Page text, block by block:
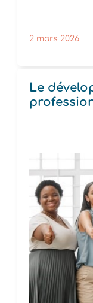
2 mars 2026
Le